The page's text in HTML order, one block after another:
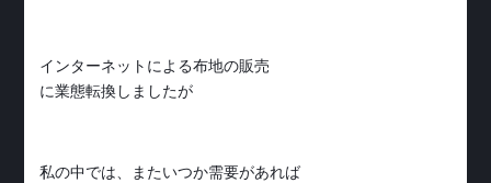
インターネットによる布地の販売
に業態転換しましたが
私の中では、またいつか需要があれば